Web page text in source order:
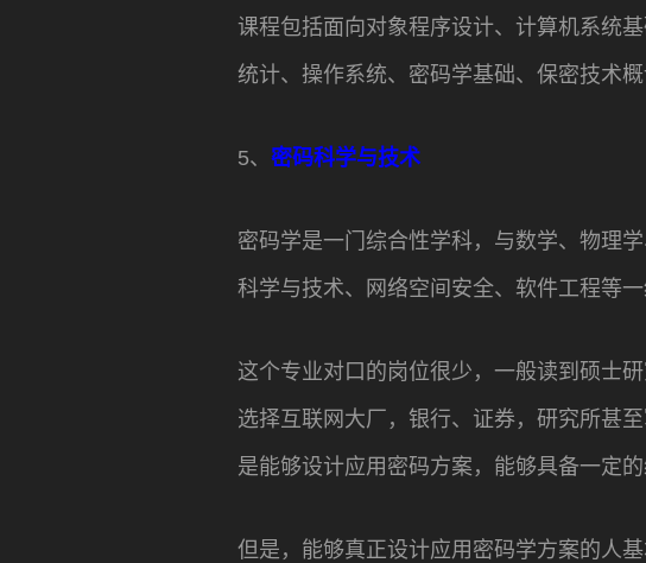
课程包括面向对象程序设计、计算机系统
统计、操作系统、密码学基础、保密技术
5、 密码科学与技术
密码学是一门综合性学科，与数学、物理
科学与技术、网络空间安全、软件工程等一
这个专业对口的岗位很少，一般读到硕士
选择互联网大厂，银行、证券，研究所甚
是能够设计应用密码方案，能够具备一定
但是，能够真正设计应用密码学方案的人基